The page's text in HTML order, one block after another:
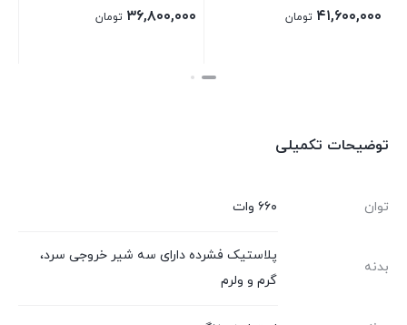
تومان ۳۶,۸۰۰,۰۰۰ تومان ۴۱,۶۰۰,۰۰۰
توضیحات تکمیلی
توان ۶۶۰ وات
بدنه
پلاستیک فشرده دارای سه شیر خروجی سرد،
گرم و ولرم